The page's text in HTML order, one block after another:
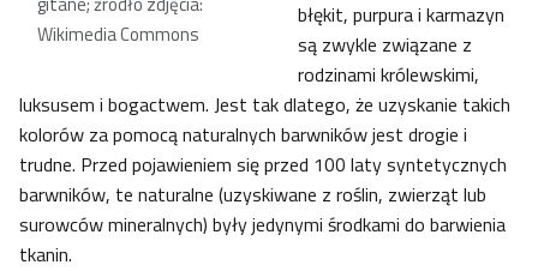
Wikimedia Commons
błękit, purpura i karmazyn
są zwykle związane z
rodzinami królewskimi,
luksusem i bogactwem. Jest tak dlatego, że uzyskanie takich
kolorów za pomocą naturalnych barwników jest drogie i
trudne. Przed pojawieniem się przed 100 laty syntetycznych
barwników, te naturalne (uzyskiwane z roślin, zwierząt lub
surowców mineralnych) były jedynymi środkami do barwienia
tkanin.